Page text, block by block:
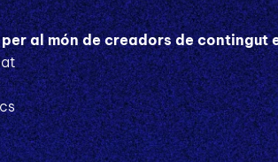
al món de creadors de contingut